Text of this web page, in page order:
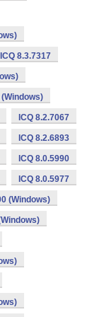
ICQ 8.3.7317
(Windows)
ICQ 8.2.7067
ICQ 8.2.6893
ICQ 8.0.5990
ICQ 8.0.5977
(Windows)